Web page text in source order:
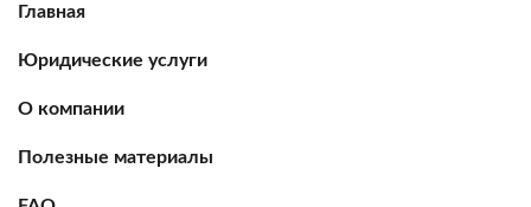
Главная
Юридические услуги
О компании
Полезные материалы